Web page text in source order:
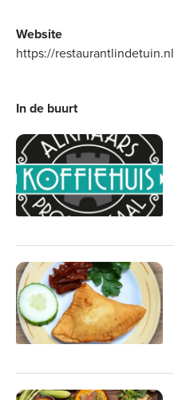
Website
https://restaurantlindetuin.nl
In de buurt